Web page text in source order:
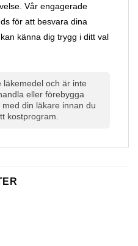
Vår engagerade
för att besvara dina
känna dig trygg i ditt val
läkemedel och är inte
eller förebygga
din läkare innan du
kostprogram.